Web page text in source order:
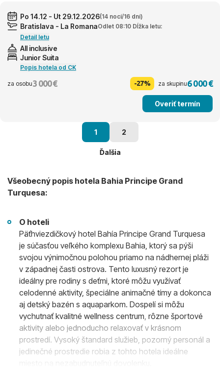
Po 14.12 - Ut 29.12.2026(14 nocí/16 dní)
Bratislava - La RomanaOdlet 08:10 Dĺžka letu:
Detail letu
All inclusive
Junior Suita
Popis hotela od CK
za osobu3 000 € -27% za skupinu6 000 €
Overiť termín
1 2
Ďalšia
Všeobecný popis hotela Bahia Principe Grand
Turquesa:
O hoteli
Päťhviezdičkový hotel Bahía Principe Grand Turquesa
je súčasťou veľkého komplexu Bahia, ktorý sa pýši
svojou výnimočnou polohou priamo na nádhernej pláži
v západnej časti ostrova. Tento luxusný rezort je
ideálny pre rodiny s deťmi, ktoré môžu využívať
celodenné aktivity, špeciálne animačné tímy a dokonca
aj detský bazén s aquaparkom. Dospelí si môžu
vychutnať kvalitné wellness centrum, rôzne športové
aktivity alebo jednoducho relaxovať v krásnom
prostredí. Vysoký štandard služieb, pozorný personál a
jedinečné prostredie robia z tohto hotela ideálne